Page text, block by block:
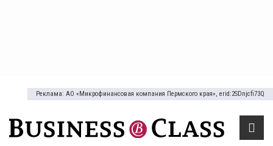
Реклама: АО «Микрофинансовая компания Пермского края», erid:2SDnjcfi73Q